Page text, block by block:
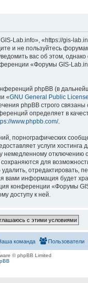
Lab.info», «https://gis-
и не пользуйтесь
вас об этом,
«Форумы GIS-
phpBB (в
«GNU General Public
phpBB строго
определяет в
www.phpbb.com/.
порнографических
услуги
для
отредактировать,
вами информация будет
конференции «Форумы
доступу к ней.
Пользователи
команда
© phpBB Limited